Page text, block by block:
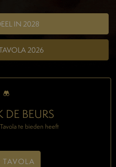
IN 2028
2026
BEURS
te bieden heeft
TAVOLA